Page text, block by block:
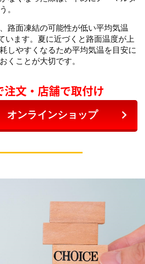
。
路面凍結の可能性が低い平均気温
ます。夏に近づくと路面温度が上
しやすくなるため平均気温を目安に
くことが大切です。
注文・店舗で取付け
ンラインショップ